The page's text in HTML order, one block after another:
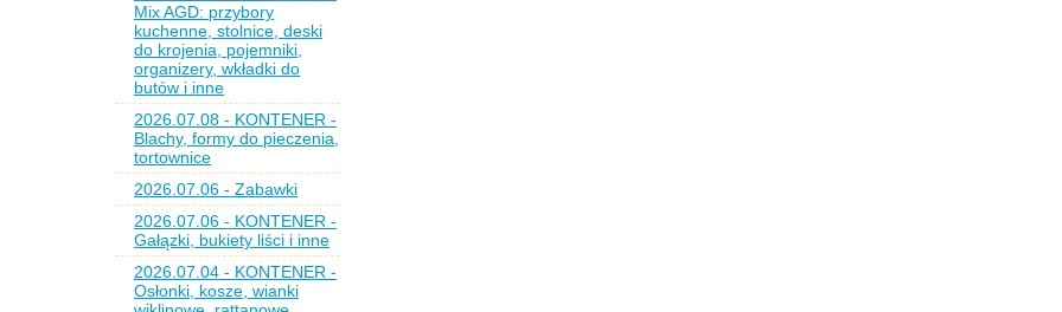
Mix AGD: przybory
kuchenne, stolnice, deski
do krojenia, pojemniki,
organizery, wkładki do
butów i inne
2026.07.08 - KONTENER -
Blachy, formy do pieczenia,
tortownice
2026.07.06 - Zabawki
2026.07.06 - KONTENER -
Gałązki, bukiety liści i inne
2026.07.04 - KONTENER -
Osłonki, kosze, wianki